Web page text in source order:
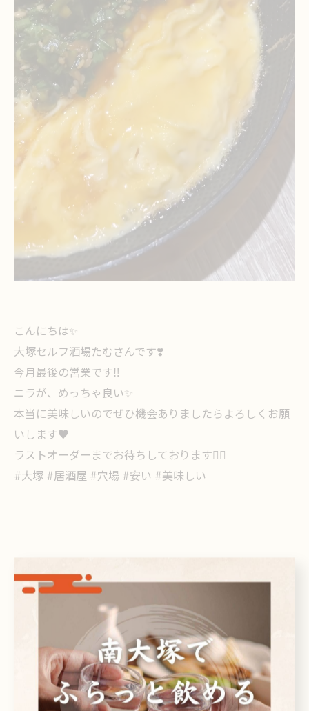
こんにちは✨
大塚セルフ酒場たむさんです❣️
今月最後の営業です‼️
ニラが、めっちゃ良い✨
本当に美味しいのでぜひ機会ありましたらよろしくお願
いします♥️
ラストオーダーまでお待ちしております🙇‍♀️
#大塚 #居酒屋 #穴場 #安い #美味しい
< 前のページ 一覧に戻る 次のページ >
関連タグ
#居酒屋